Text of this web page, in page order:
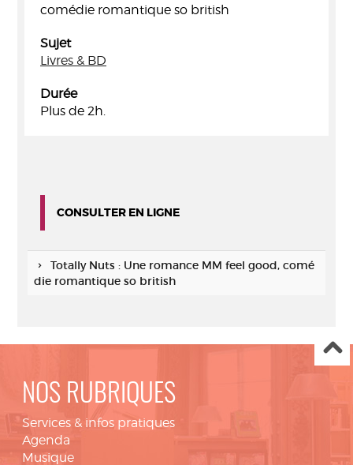
comédie romantique so british
Sujet
Livres & BD
Durée
Plus de 2h.
CONSULTER EN LIGNE
Totally Nuts : Une romance MM feel good, comé
die romantique so british
NOS RUBRIQUES
Services & infos pratiques
Agenda
Musique